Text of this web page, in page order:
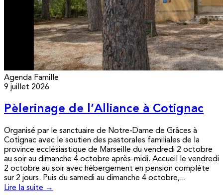
Agenda Famille
9 juillet 2026
Pèlerinage de l’Alliance à Cotignac
Organisé par le sanctuaire de Notre-Dame de Grâces à
Cotignac avec le soutien des pastorales familiales de la
province ecclésiastique de Marseille du vendredi 2 octobre
au soir au dimanche 4 octobre après-midi. Accueil le vendredi
2 octobre au soir avec hébergement en pension complète
sur 2 jours. Puis du samedi au dimanche 4 octobre,...
Lire la suite →